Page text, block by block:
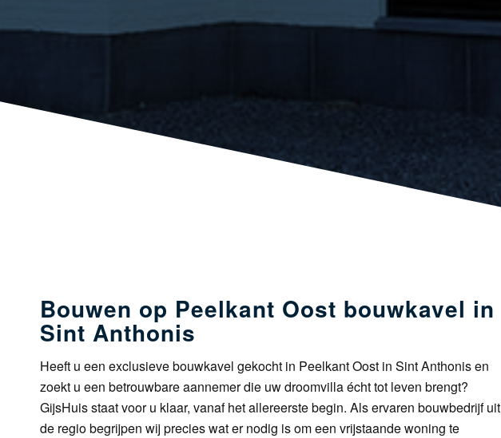
Bouwen op Peelkant Oost bouwkavel in
Sint Anthonis
Heeft u een exclusieve bouwkavel gekocht in Peelkant Oost in Sint Anthonis en
zoekt u een betrouwbare aannemer die uw droomvilla écht tot leven brengt?
GijsHuis staat voor u klaar, vanaf het allereerste begin. Als ervaren bouwbedrijf uit
de regio begrijpen wij precies wat er nodig is om een vrijstaande woning te